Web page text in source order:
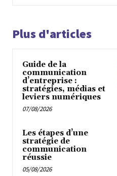
Plus d'articles
Guide de la
communication
d’entreprise :
stratégies, médias et
leviers numériques
07/08/2026
Les étapes d’une
stratégie de
communication
réussie
05/08/2026